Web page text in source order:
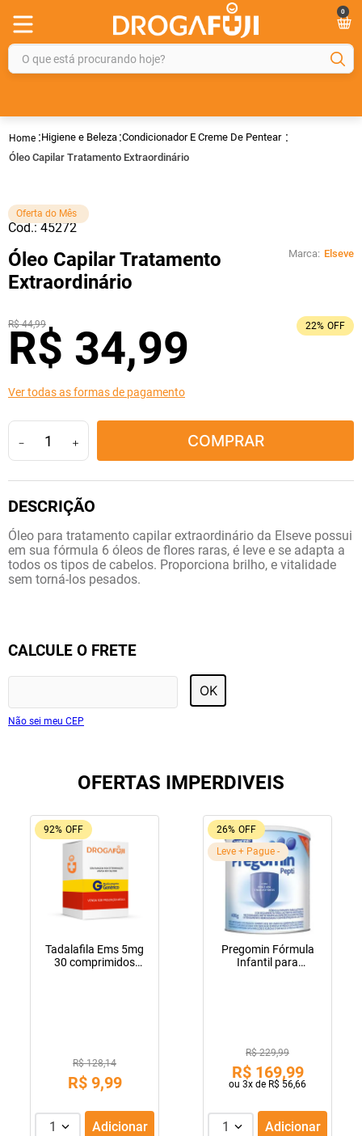
0
O que está procurando hoje?
Higiene e Beleza Condicionador E Creme De Pentear
Óleo Capilar Tratamento Extraordinário
Oferta do Mês
Cod.:45272
Óleo Capilar Tratamento
Extraordinário
Marca: Elseve
R$ 44,99
R$ 34,99 22% OFF
Ver todas as formas de pagamento
＋
－ COMPRAR
Óleo para tratamento capilar extraordinário da Elseve possui
em sua fórmula 6 óleos de flores raras, é leve e se adapta a
todos os tipos de cabelos. Proporciona brilho, e vitalidade
sem torná-los pesados.
CALCULE O FRETE
OK
Não sei meu CEP
OFERTAS IMPERDIVEIS
92% OFF
Tadalafila Ems 5mg
30 comprimidos
R$ 128,14
R$ 9,99
1 Adicionar
26% OFF
Leve + Pague -
Pregomin Fórmula
Infantil para
R$ 229,99
R$ 169,99
ou 3x de R$ 56,66
1 Adicionar
2º
gelmax
4º
rosuvastatina 20mg
5º
protetor solar
6º
shampoo
7º
dipirona
8º
tadalafila
º
lola